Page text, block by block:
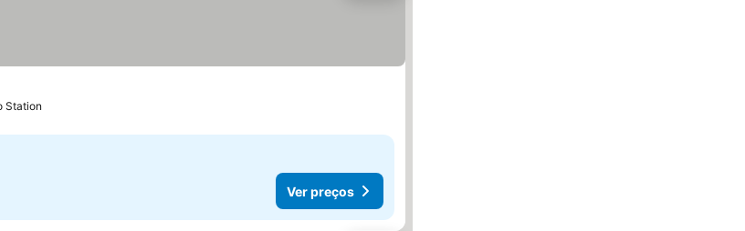
Station
Ver preços